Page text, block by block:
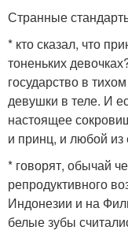
Странные
* кто сказал, что
тоненьких
государство в
девушки в теле. И
настоящее
и принц, и любой из
* говорят, обычай
репродуктивного
Индонезии и на
белые зубы